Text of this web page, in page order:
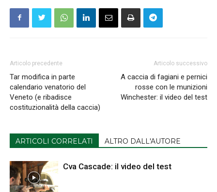
Articolo precedente
Tar modifica in parte
calendario venatorio del
Veneto (e ribadisce
costituzionalità della caccia)
Articolo successivo
A caccia di fagiani e pernici
rosse con le munizioni
Winchester: il video del test
ARTICOLI CORRELATI ALTRO DALL'AUTORE
Cva Cascade: il video del test